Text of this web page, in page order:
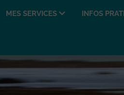
MES SERVICES INFOS